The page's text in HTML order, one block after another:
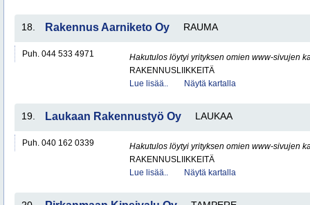
18. Rakennus Aarniketo Oy RAUMA
Puh. 044 533 4971
Hakutulos löytyi yrityksen omien www-sivujen
RAKENNUSLIIKKEITÄ
Lue lisää..
Näytä kartalla
19. Laukaan Rakennustyö Oy LAUKAA
Puh. 040 162 0339
Hakutulos löytyi yrityksen omien www-sivujen
RAKENNUSLIIKKEITÄ
Lue lisää..
Näytä kartalla